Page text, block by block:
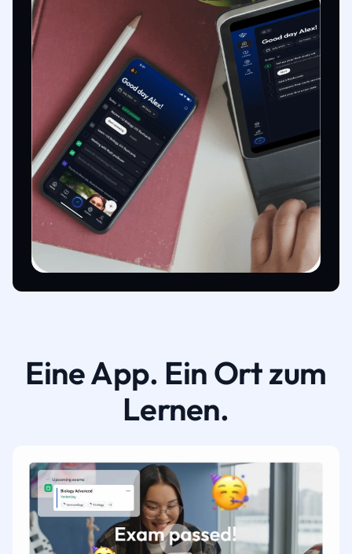
Eine App. Ein Ort zum
Lernen.